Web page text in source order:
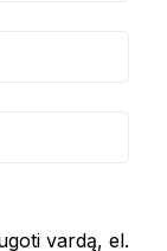
vardą, el.